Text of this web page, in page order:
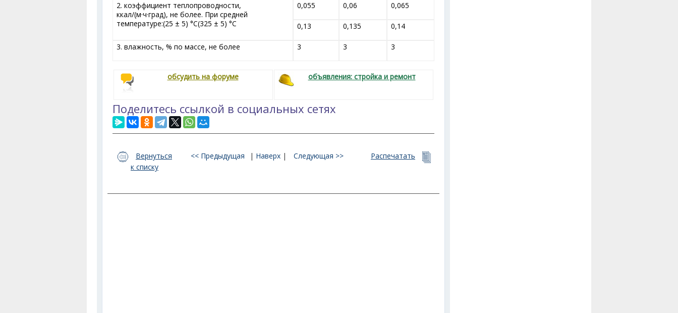
2. коэффициент теплопроводности,
ккал/(м·ч·град), не более. При средней
температуре:(25 ± 5) °С(325 ± 5) °С
0,055 0,06 0,065
0,13 0,135 0,14
3. влажность, % по массе, не более 3 3 3
обсудить на форуме объявления: стройка и ремонт
Поделитесь ссылкой в социальных сетях
Вернуться
к списку
<< Предыдущая | Наверх | Следующая >> Распечатать